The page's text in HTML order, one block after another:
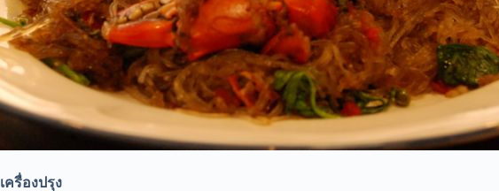
เครื่องปรุง